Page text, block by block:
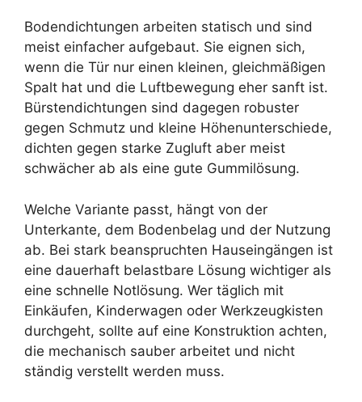
Bodendichtungen arbeiten statisch und sind
meist einfacher aufgebaut. Sie eignen sich,
wenn die Tür nur einen kleinen, gleichmäßigen
Spalt hat und die Luftbewegung eher sanft ist.
Bürstendichtungen sind dagegen robuster
gegen Schmutz und kleine Höhenunterschiede,
dichten gegen starke Zugluft aber meist
schwächer ab als eine gute Gummilösung.
Welche Variante passt, hängt von der
Unterkante, dem Bodenbelag und der Nutzung
ab. Bei stark beanspruchten Hauseingängen ist
eine dauerhaft belastbare Lösung wichtiger als
eine schnelle Notlösung. Wer täglich mit
Einkäufen, Kinderwagen oder Werkzeugkisten
durchgeht, sollte auf eine Konstruktion achten,
die mechanisch sauber arbeitet und nicht
ständig verstellt werden muss.